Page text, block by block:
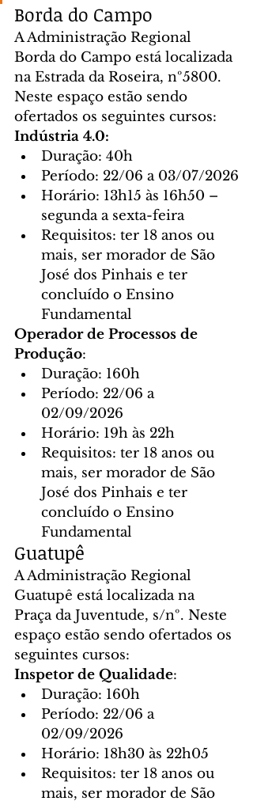
Borda do Campo
A Administração Regional
Borda do Campo está localizada
na Estrada da Roseira, nº5800.
Neste espaço estão sendo
ofertados os seguintes cursos:
Indústria 4.0:
Duração: 40h
Período: 22/06 a 03/07/2026
Horário: 13h15 às 16h50 –
segunda a sexta-feira
Requisitos: ter 18 anos ou
mais, ser morador de São
José dos Pinhais e ter
concluído o Ensino
Fundamental
Operador de Processos de
Produção:
Duração: 160h
Período: 22/06 a
02/09/2026
Horário: 19h às 22h
Requisitos: ter 18 anos ou
mais, ser morador de São
José dos Pinhais e ter
concluído o Ensino
Fundamental
Guatupê
A Administração Regional
Guatupê está localizada na
Praça da Juventude, s/nº. Neste
espaço estão sendo ofertados os
seguintes cursos:
Inspetor de Qualidade:
Duração: 160h
Período: 22/06 a
02/09/2026
Horário: 18h30 às 22h05
Requisitos: ter 18 anos ou
mais, ser morador de São